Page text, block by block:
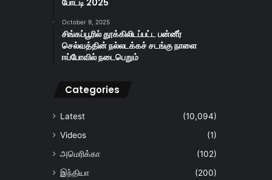
போட்டி 2025
October 9, 2025
சிங்கப்பூரில் தூக்கிலிடப்பட்ட பன்னீர்
செல்வத்தின் நல்லடக்கச் சடங்கு நாளை
ஈப்போவில் நடைபெறும்
Categories
Latest
(10,094)
Videos
(1)
அமெரிக்கா
(102)
இந்தியா
(200)